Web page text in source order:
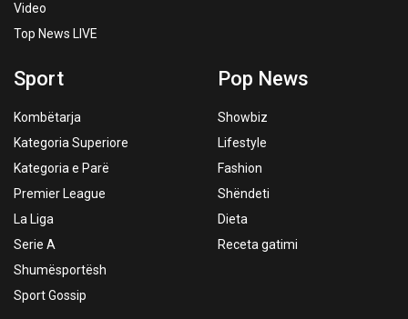
Video
Top News LIVE
Sport
Kombëtarja
Kategoria Superiore
Kategoria e Parë
Premier League
La Liga
Serie A
Shumësportësh
Sport Gossip
Pop News
Showbiz
Lifestyle
Fashion
Shëndeti
Dieta
Receta gatimi